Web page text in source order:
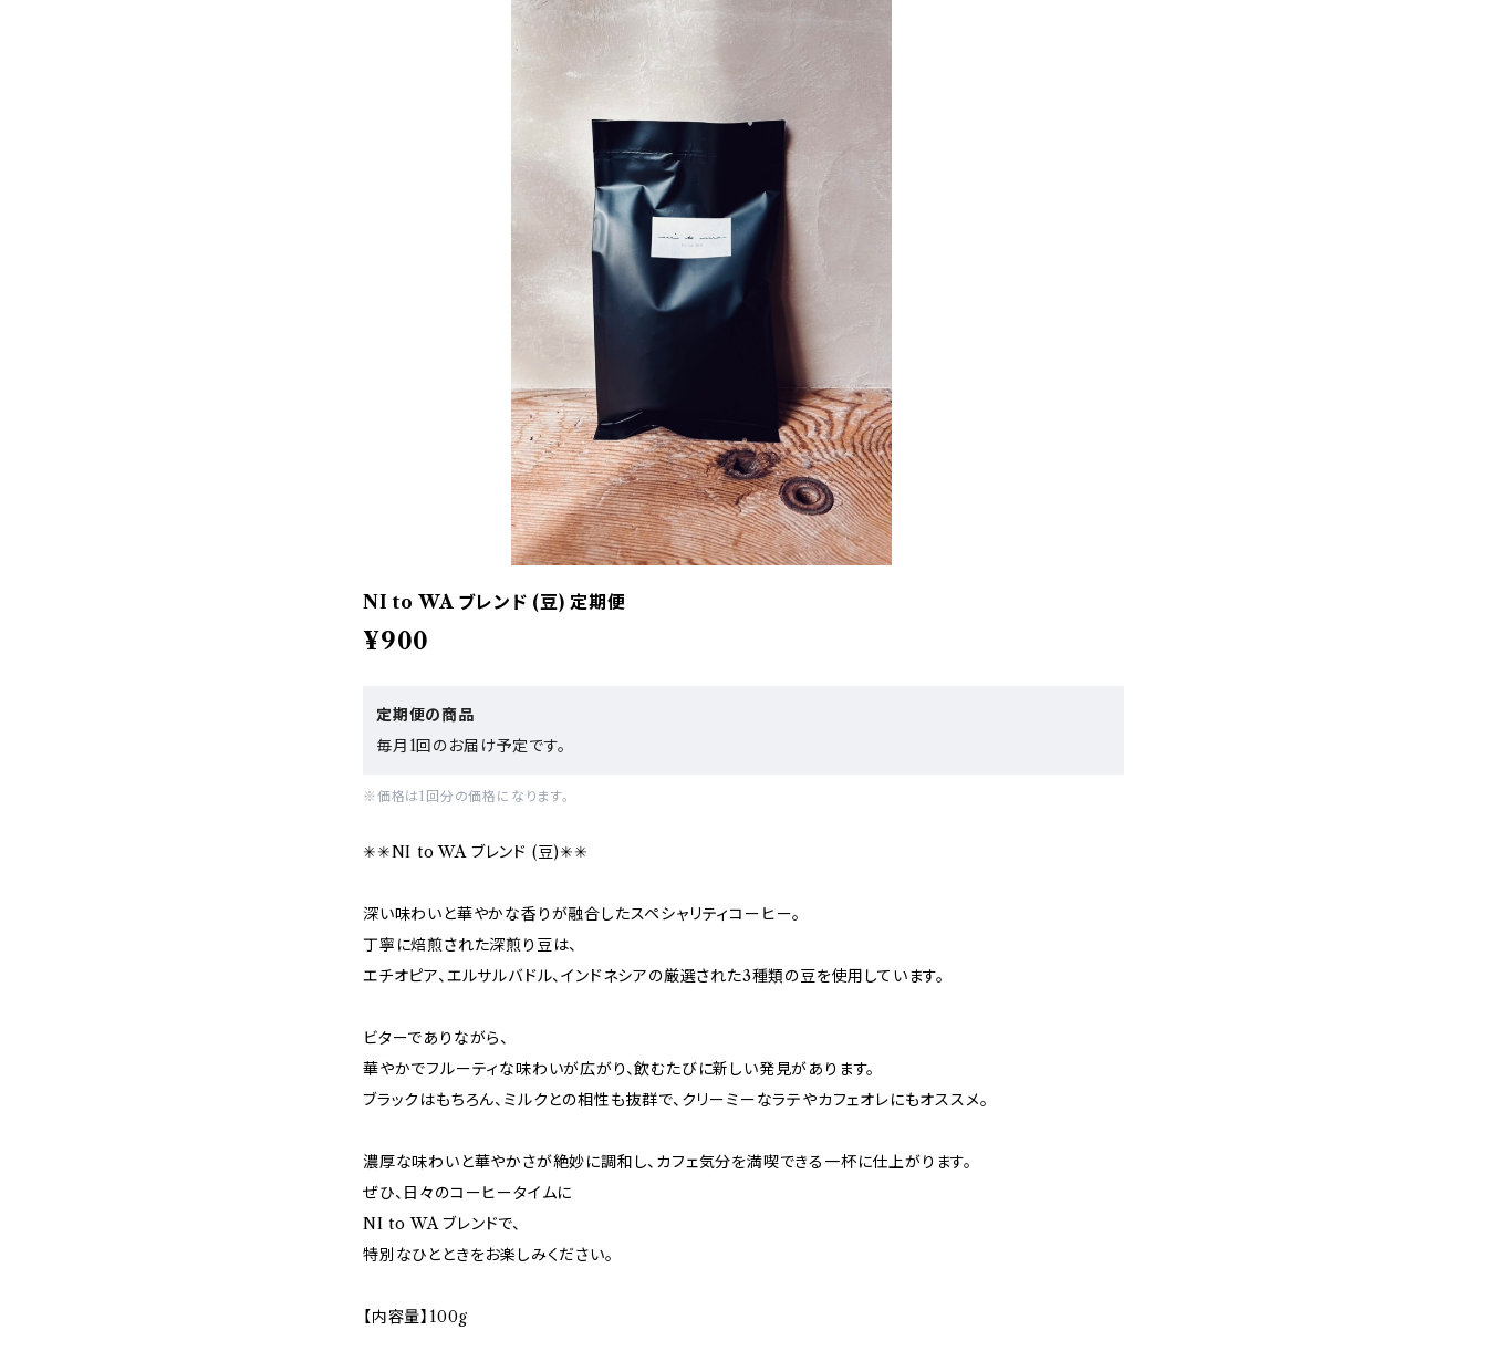
NI to WA ブレンド (豆) 定期便
¥900
定期便の商品
毎月1回のお届け予定です。
※価格は1回分の価格になります。
✳︎✳︎NI to WA ブレンド (豆)✳︎✳︎
深い味わいと華やかな香りが融合したスペシャリティコーヒー。
丁寧に焙煎された深煎り豆は、
エチオピア、エルサルバドル、インドネシアの厳選された3種類の豆を使用しています。
ビターでありながら、
華やかでフルーティな味わいが広がり、飲むたびに新しい発見があります。
ブラックはもちろん、ミルクとの相性も抜群で、クリーミーなラテやカフェオレにもオススメ。
濃厚な味わいと華やかさが絶妙に調和し、カフェ気分を満喫できる一杯に仕上がります。
ぜひ、日々のコーヒータイムに
NI to WA ブレンドで、
特別なひとときをお楽しみください。
【内容量】100g